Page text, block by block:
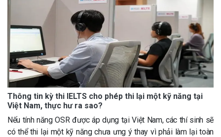
Thông tin kỳ thi IELTS cho phép thi lại một kỹ năng tại
Việt Nam, thực hư ra sao?
Nếu tính năng OSR được áp dụng tại Việt Nam, các thí sinh sẽ
có thể thi lại một kỹ năng chưa ưng ý thay vì phải làm lại toàn